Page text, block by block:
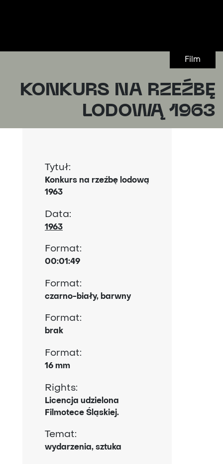
Film
KONKURS NA RZEŹBĘ
LODOWĄ 1963
Tytuł:
Konkurs na rzeźbę lodową
1963
Data:
1963
Format:
00:01:49
Format:
czarno-biały, barwny
Format:
brak
Format:
16 mm
Rights:
Licencja udzielona
Filmotece Śląskiej.
Temat:
wydarzenia, sztuka